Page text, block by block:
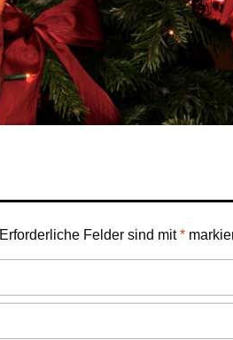
Erforderliche Felder sind mit*